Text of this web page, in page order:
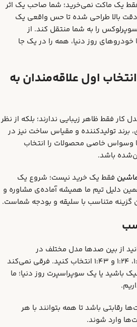
یک ماکت نمی‌خرید؛ شما صاحب یک اثر
بالا طراحی شده تا حس واقعی یک
را به شما منتقل کند. از
روز دنیا، همه را در یک جا
اول علاقه‌مندان به
فقط ظاهر زیبایی ندارند؛ بلکه از نظر
برند تولیدکننده و مقیاس ساخت نیز در
با وسواس خاصی محصولات را انتخاب
باشد.
فقط یک خرید نیست؛ شروع یک
دلیل تیم ما همیشه آماده‌ی مشاوره و
گزینه متناسب با سلیقه و بودجه شماست.
از بین صدها مدل مختلف در
مقیاس‌های گوناگون مثل 1:18، 1:24 و 1:43 انتخاب کنید. فرقی نمی‌کند
باشید یا یک سوپراسپرت روز دنیا؛ ما
رقابتی باشد تا همه بتوانند با هر
وارد شوند.